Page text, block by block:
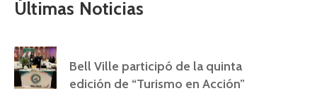
Últimas Noticias
Bell Ville participó de la quinta
edición de “Turismo en Acción”